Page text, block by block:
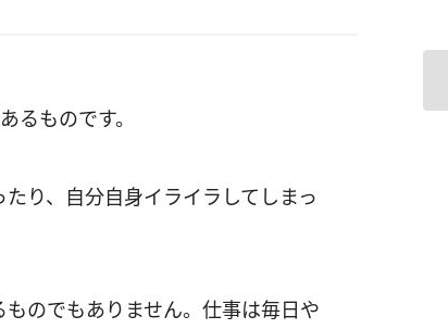
ものです。
り、自分自身イライラしてしまっ
のでもありません。仕事は毎日や